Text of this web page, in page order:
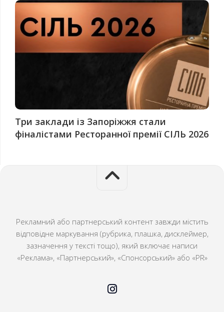
Три заклади із Запоріжжя стали
фіналістами Ресторанної премії СІЛЬ 2026
Рекламний або партнерський контент завжди містить
відповідне маркування (рубрика, плашка, дисклеймер,
зазначення у тексті тощо), який включає написи
«Реклама», «Партнерський», «Спонсорський» або «PR»